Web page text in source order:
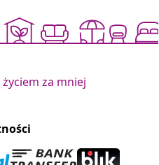
życiem za mniej